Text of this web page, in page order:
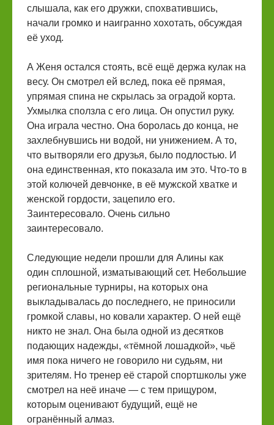
слышала, как его дружки, спохватившись,
начали громко и наигранно хохотать, обсуждая
её уход.
А Женя остался стоять, всё ещё держа кулак на
весу. Он смотрел ей вслед, пока её прямая,
упрямая спина не скрылась за оградой корта.
Ухмылка сползла с его лица. Он опустил руку.
Она играла честно. Она боролась до конца, не
захлебнувшись ни водой, ни унижением. А то,
что вытворяли его друзья, было подлостью. И
она единственная, кто показала им это. Что-то в
этой колючей девчонке, в её мужской хватке и
женской гордости, зацепило его.
Заинтересовало. Очень сильно
заинтересовало.
Следующие недели прошли для Алины как
один сплошной, изматывающий сет. Небольшие
региональные турниры, на которых она
выкладывалась до последнего, не приносили
громкой славы, но ковали характер. О ней ещё
никто не знал. Она была одной из десятков
подающих надежды, «тёмной лошадкой», чьё
имя пока ничего не говорило ни судьям, ни
зрителям. Но тренер её старой спортшколы уже
смотрел на неё иначе — с тем прищуром,
которым оценивают будущий, ещё не
огранённый алмаз.